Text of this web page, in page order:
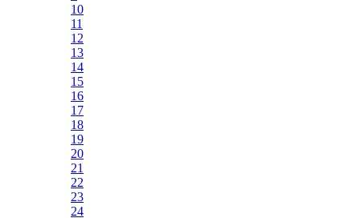
10
11
12
13
14
15
16
17
18
19
20
21
22
23
24